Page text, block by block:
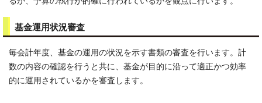
基金運用状況審査
毎会計年度、基金の運用の状況を示す書類の審査を行います。計
数の内容の確認を行うと共に、基金が目的に沿って適正かつ効率
的に運用されているかを審査します。